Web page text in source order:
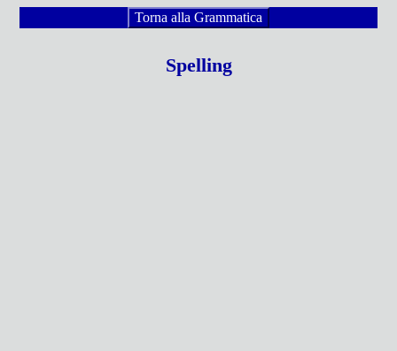
Torna alla Grammatica
Spelling